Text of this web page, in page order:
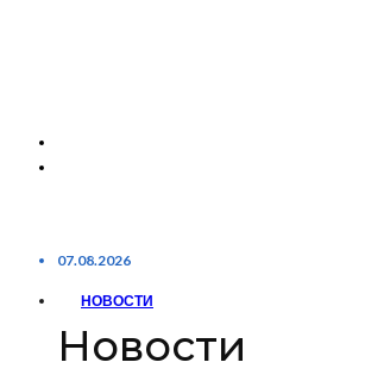
07.08.2026
НОВОСТИ
Новости